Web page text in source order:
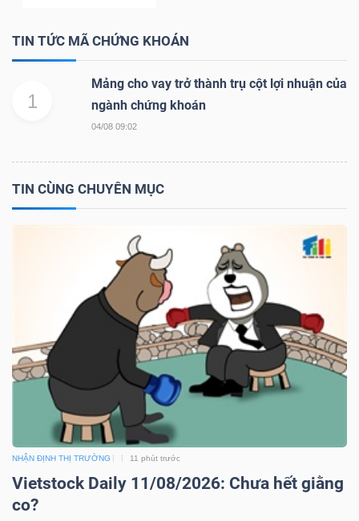
TIN TỨC MÃ CHỨNG KHOÁN
1
Mảng cho vay trở thành trụ cột lợi nhuận của
ngành chứng khoán
04/08 09:02
TIN CÙNG CHUYÊN MỤC
NHẬN ĐỊNH THỊ TRƯỜNG 11 phút trước
Vietstock Daily 11/08/2026: Chưa hết giằng
co?
Bài
tác
Báo
Thuật
ngữ
(-)
vụ
(-)